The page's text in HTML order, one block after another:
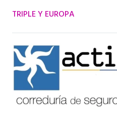
TRIPLE Y EUROPA